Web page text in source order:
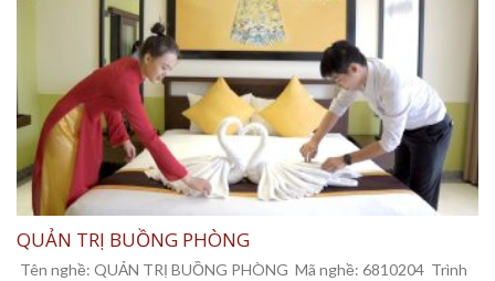
QUẢN TRỊ BUỒNG PHÒNG
Tên nghề: QUẢN TRỊ BUỒNG PHÒNG Mã nghề: 6810204 Trình